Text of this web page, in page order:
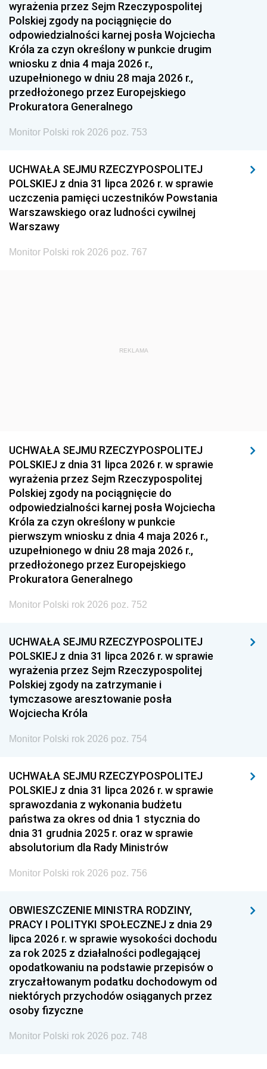
1951 1950 1949
1948 1947
1939 1938 1937
1936 1930
wyrażenia przez Sejm Rzeczypospolitej
Polskiej zgody na pociągnięcie do
odpowiedzialności karnej posła Wojciecha
Króla za czyn określony w punkcie drugim
wniosku z dnia 4 maja 2026 r.,
uzupełnionego w dniu 28 maja 2026 r.,
przedłożonego przez Europejskiego
Prokuratora Generalnego
Monitor Polski rok 2026 poz. 753
UCHWAŁA SEJMU RZECZYPOSPOLITEJ
POLSKIEJ z dnia 31 lipca 2026 r. w sprawie
uczczenia pamięci uczestników Powstania
Warszawskiego oraz ludności cywilnej
Warszawy
Monitor Polski rok 2026 poz. 767
REKLAMA
UCHWAŁA SEJMU RZECZYPOSPOLITEJ
POLSKIEJ z dnia 31 lipca 2026 r. w sprawie
wyrażenia przez Sejm Rzeczypospolitej
Polskiej zgody na pociągnięcie do
odpowiedzialności karnej posła Wojciecha
Króla za czyn określony w punkcie
pierwszym wniosku z dnia 4 maja 2026 r.,
uzupełnionego w dniu 28 maja 2026 r.,
przedłożonego przez Europejskiego
Prokuratora Generalnego
Monitor Polski rok 2026 poz. 752
UCHWAŁA SEJMU RZECZYPOSPOLITEJ
POLSKIEJ z dnia 31 lipca 2026 r. w sprawie
wyrażenia przez Sejm Rzeczypospolitej
Polskiej zgody na zatrzymanie i
tymczasowe aresztowanie posła
Wojciecha Króla
Monitor Polski rok 2026 poz. 754
UCHWAŁA SEJMU RZECZYPOSPOLITEJ
POLSKIEJ z dnia 31 lipca 2026 r. w sprawie
sprawozdania z wykonania budżetu
państwa za okres od dnia 1 stycznia do
dnia 31 grudnia 2025 r. oraz w sprawie
absolutorium dla Rady Ministrów
Monitor Polski rok 2026 poz. 756
OBWIESZCZENIE MINISTRA RODZINY,
PRACY I POLITYKI SPOŁECZNEJ z dnia 29
lipca 2026 r. w sprawie wysokości dochodu
za rok 2025 z działalności podlegającej
opodatkowaniu na podstawie przepisów o
zryczałtowanym podatku dochodowym od
niektórych przychodów osiąganych przez
osoby fizyczne
Monitor Polski rok 2026 poz. 748